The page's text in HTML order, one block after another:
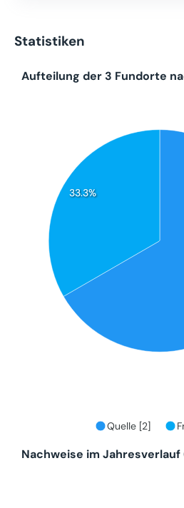
Statistiken
33.3%
Aufteilung der 3 Fundorte
Quelle [2]
Nachweise im Jahresverlauf